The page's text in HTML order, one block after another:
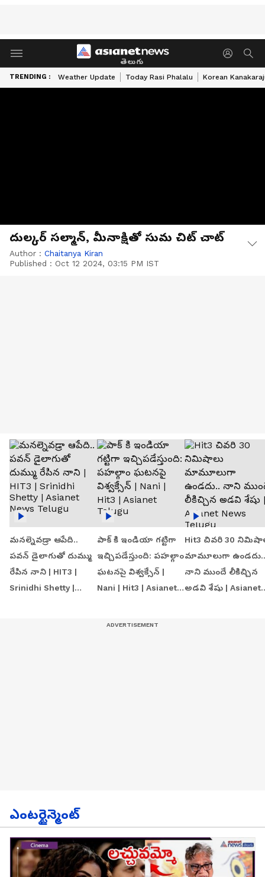
తెలుగు
TRENDING : Weather Update Today Rasi Phalalu Korean
దుల్కర్ సల్మాన్, మీనాక్షితో సుమ చిట్ చాట్
Author : Chaitanya Kiran
Published : Oct 12 2024, 03:15 PM IST
మనల్నెవడ్రా ఆపేది..
పవన్ డైలాగుతో దుమ్ము
రేపిన నాని | HIT3 |
Srinidhi Shetty |
పాక్ కి ఇండియా గట్టిగా
ఇచ్చిపడేస్తుంది: పహల్గాం
ఘటనపై విశ్వక్సేన్ |
Nani | Hit3 | Asianet
Hit3 చివరి 30
మామూలుగా ఉండదు..
నాని ముందే లీకిచ్చిన
అడవి శేషు | Asianet
ఎంటర్టైన్మెంట్